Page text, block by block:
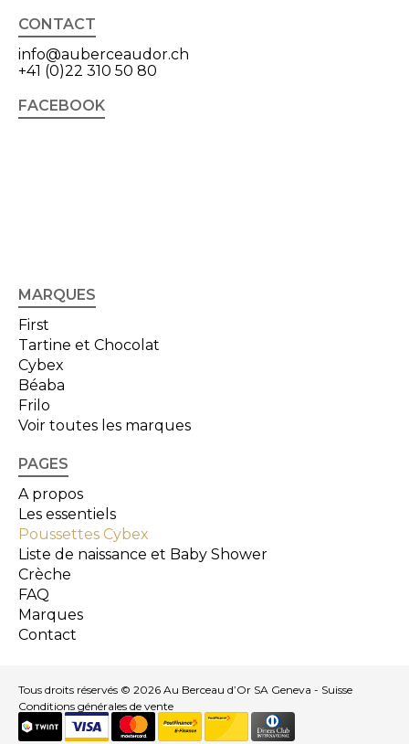
CONTACT
info@auberceaudor.ch
+41 (0)22 310 50 80
FACEBOOK
MARQUES
First
Tartine et Chocolat
Cybex
Béaba
Frilo
Voir toutes les marques
PAGES
A propos
Les essentiels
Poussettes Cybex
Liste de naissance et Baby Shower
Crèche
FAQ
Marques
Contact
Tous droits réservés © 2026 Au Berceau d’Or SA Geneva - Suisse
Conditions générales de vente